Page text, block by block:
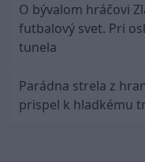
O bývalom hráčovi
futbalový svet. Pri
tunela
Parádna strela z
prispel k hladkému